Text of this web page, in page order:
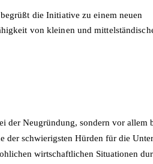
die Initiative zu einem neuen
von kleinen und
der Neugründung, sondern vor allem
schwierigsten Hürden für die
wirtschaftlichen Situationen